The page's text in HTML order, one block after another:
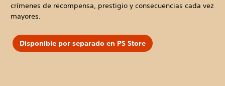
crímenes de recompensa, prestigio y consecuencias cada vez
mayores.
Disponible por separado en PS Store